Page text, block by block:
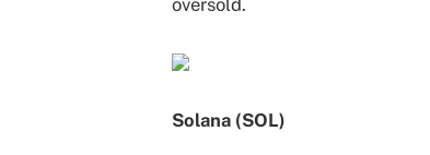
oversold.
Solana (SOL)